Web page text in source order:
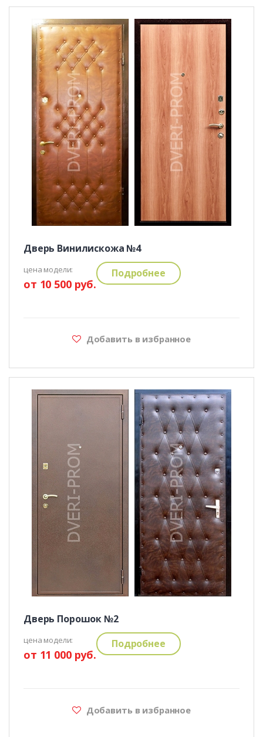
Дверь Винилискожа №4
цена модели:
от 10 500 руб.
Подробнее
Добавить в избранное
Дверь Порошок №2
цена модели:
от 11 000 руб.
Подробнее
Добавить в избранное